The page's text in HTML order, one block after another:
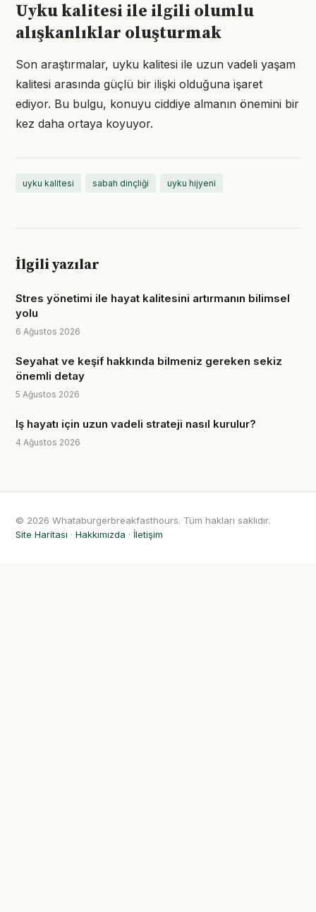
Uyku kalitesi ile ilgili olumlu
alışkanlıklar oluşturmak
Son araştırmalar, uyku kalitesi ile uzun vadeli yaşam
kalitesi arasında güçlü bir ilişki olduğuna işaret
ediyor. Bu bulgu, konuyu ciddiye almanın önemini bir
kez daha ortaya koyuyor.
uyku kalitesi sabah dinçliği uyku hijyeni
İlgili yazılar
Stres yönetimi ile hayat kalitesini artırmanın bilimsel
yolu
6 Ağustos 2026
Seyahat ve keşif hakkında bilmeniz gereken sekiz
önemli detay
5 Ağustos 2026
Iş hayatı için uzun vadeli strateji nasıl kurulur?
4 Ağustos 2026
© 2026 Whataburgerbreakfasthours. Tüm hakları saklıdır.
Site Haritası · Hakkımızda · İletişim